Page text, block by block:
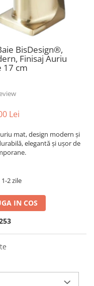
BisDesign®,
Finisaj Auriu
17 cm
Lei
mat, design modern și
elegantă și ușor de
1-2 zile
IN COS